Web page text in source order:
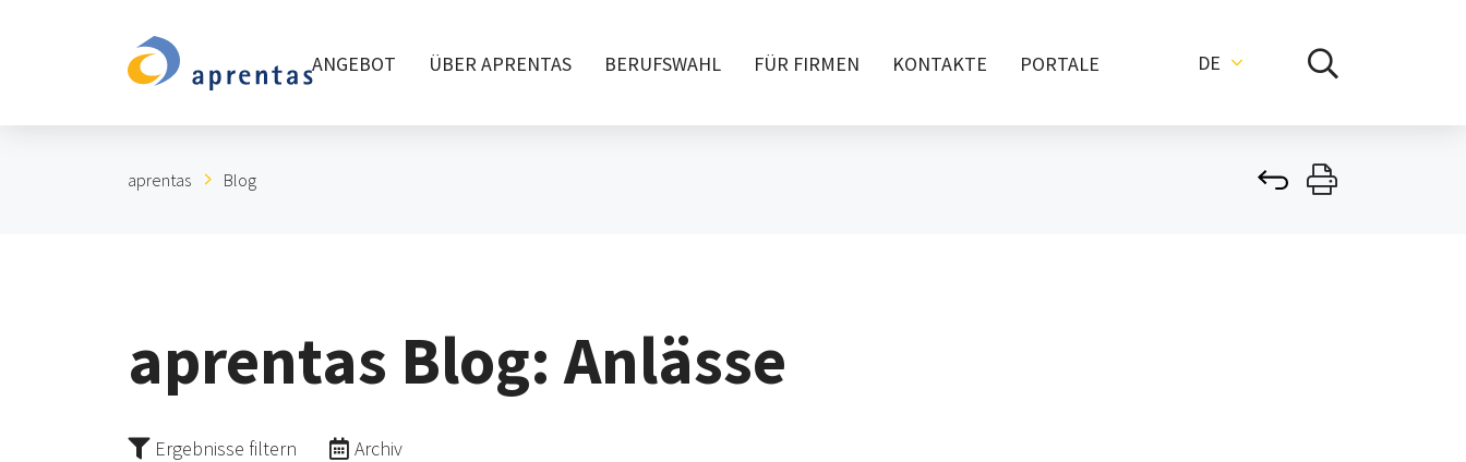
ANGEBOT ÜBER APRENTAS BERUFSWAHL FÜR FIRMEN KONTAKTE PORTALE DE
aprentas Blog
aprentas Blog: Anlässe
Ergebnisse filtern Archiv